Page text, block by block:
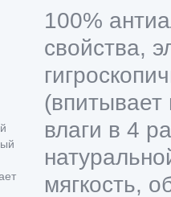
100%
свойства,
влаги в 4
мягкость,